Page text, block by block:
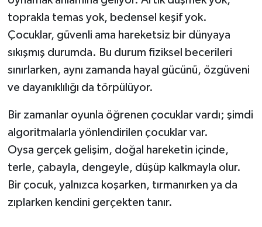
toprakla temas yok, bedensel keşif yok.
Çocuklar, güvenli ama hareketsiz bir dünyaya
sıkışmış durumda. Bu durum fiziksel becerileri
sınırlarken, aynı zamanda hayal gücünü, özgüveni
ve dayanıklılığı da törpülüyor.
Bir zamanlar oyunla öğrenen çocuklar vardı; şimdi
algoritmalarla yönlendirilen çocuklar var.
Oysa gerçek gelişim, doğal hareketin içinde,
terle, çabayla, dengeyle, düşüp kalkmayla olur.
Bir çocuk, yalnızca koşarken, tırmanırken ya da
zıplarken kendini gerçekten tanır.